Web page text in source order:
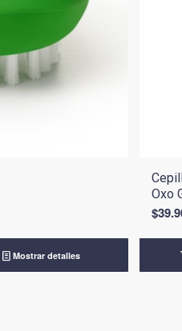
Mostrar detalles
Oxo
$